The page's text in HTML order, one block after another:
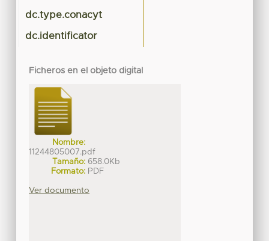
dc.type.conacyt
dc.identificator
Ficheros en el objeto digital
Nombre:
11244805007.pdf
Tamaño: 658.0Kb
Formato: PDF
Ver documento